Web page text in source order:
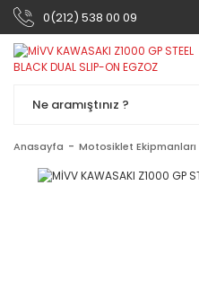
0(212) 538 00 09
Anasayfa Motosiklet Ekipmanları